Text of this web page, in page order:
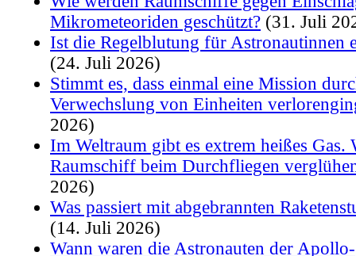
Mikrometeoriden geschützt? (31. Juli
Ist die Regelblutung für Astronautinnen
(24. Juli 2026)
Stimmt es, dass einmal eine Mission
Verwechslung von Einheiten
2026)
Im Weltraum gibt es extrem heißes Gas.
Raumschiff beim Durchfliegen
2026)
Was passiert mit abgebrannten
(14. Juli 2026)
Wann waren die Astronauten der Apollo-